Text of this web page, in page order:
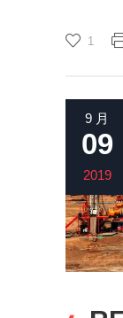
1
9 月
09
2019